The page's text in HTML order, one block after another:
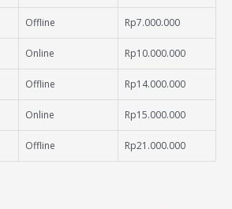
Offline Rp7.000.000
Online Rp10.000.000
Offline Rp14.000.000
Online Rp15.000.000
Offline Rp21.000.000